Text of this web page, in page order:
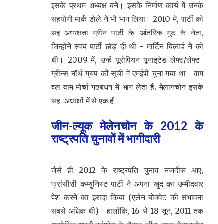
इसके प्रथम अध्यक्ष बने। इसके निर्माण कार्य में उनके
सहयोगी मार्क डोले ने भी भाग लिया। 2010 में, पार्टी की
सह-अध्यक्षता ग्रीन पार्टी के आंतरिक गुट के नेता,
जिन्होंने स्वयं पार्टी छोड़ दी थी - मार्टिन बिलार्ड ने की
थी। 2009 में, उन्हें यूरोपियन यूनाइटेड लेफ्ट/लेफ्ट-
ग्रीन्स नॉर्थ ग्रुप की सूची में एमईपी चुना गया था। वाम
दल वाम मोर्चा गठबंधन में भाग लेता है; मेलानचोन इसके
सह-अध्यक्षों में से एक हैं।
जीन-ल्यूक मेलेनचोन के 2012 के
राष्ट्रपति चुनावों में भागीदारी
जैसे ही 2012 के राष्ट्रपति चुनाव नजदीक आए,
फ्रांसीसी कम्युनिस्ट पार्टी ने अपना खुद का उम्मीदवार
पेश करने का इरादा किया (एलेन बोक्वेट की संभावना
सबसे अधिक थी)। हालाँकि, 16 से 18 जून, 2011 तक